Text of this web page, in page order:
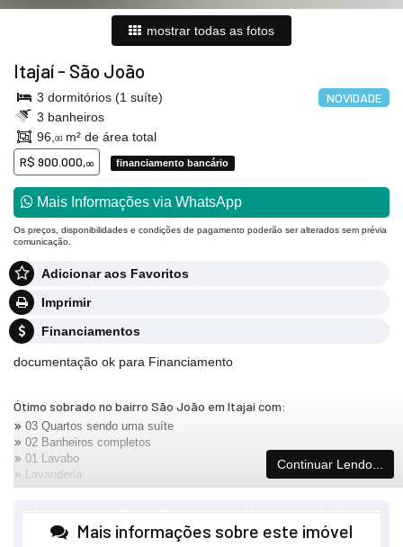
mostrar todas as fotos
Itajaí - São João
NOVIDADE
3 dormitórios (1 suíte)
3 banheiros
96, 00m² de área total
R$ 900.000,00 financiamento bancário
Mais Informações via WhatsApp
Os preços, disponibilidades e condições de pagamento poderão ser alterados sem prévia
comunicação.
Adicionar aos Favoritos
Imprimir
Financiamentos
documentação ok para Financiamento
Ótimo sobrado no bairro São João em Itajaí com:
03 Quartos sendo uma suíte
02 Banheiros completos
01 Lavabo
Lavanderia
Sala
Cozinha
02 vagas de garagem
Valor R$900.000,00.
Continuar Lendo...
Mais informações sobre este imóvel